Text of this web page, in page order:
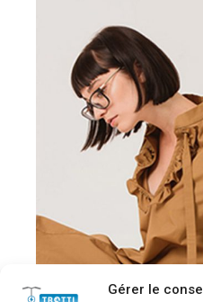
Gérer le